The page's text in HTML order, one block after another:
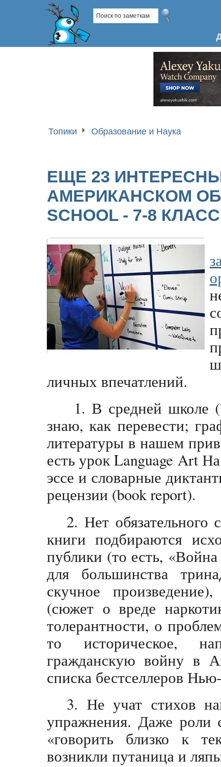
Топики Образование и Наука
ЕЩЕ 23
АМЕРИКАНСКОМ
SCHOOL - 7-8
личных впечатлений.
1. В средней школе
знаю, как перевести;
литературы в нашем
есть урок Language Art
эссе и словарные
рецензии (book report).
2. Нет обязательного
книги подбираются
публики (то есть,
для большинства
скучное
(сюжет о вреде
толерантности, о
то историческое,
гражданскую войну в
списка бестселлеров
3. Не учат стихов
упражнения. Даже роли
«говорить близко к
возникли путаница и